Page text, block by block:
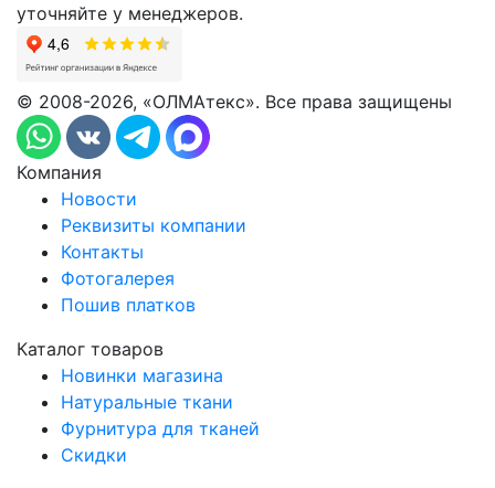
уточняйте у менеджеров.
© 2008-2026, «ОЛМАтекс». Все права защищены
Компания
Новости
Реквизиты компании
Контакты
Фотогалерея
Пошив платков
Каталог товаров
Новинки магазина
Натуральные ткани
Фурнитура для тканей
Скидки